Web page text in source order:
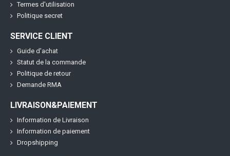
Termes d'utilisation
Politique secret
SERVICE CLIENT
Guide d'achat
Statut de la commande
Politique de retour
Demande RMA
LIVRAISON&PAIEMENT
Information de Livraison
Information de paiement
Dropshipping